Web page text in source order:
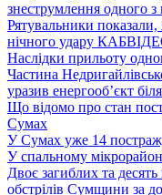
знеструмлення одного з
Рятувальники показали,
нічного удару КАБ
Наслідки прильоту
Частина
уразив енергооб’єкт
Що відомо про стан
Сумах
У Сумах уже 14
У спальному
Двоє загиблих та
обстрілів Сумщини за